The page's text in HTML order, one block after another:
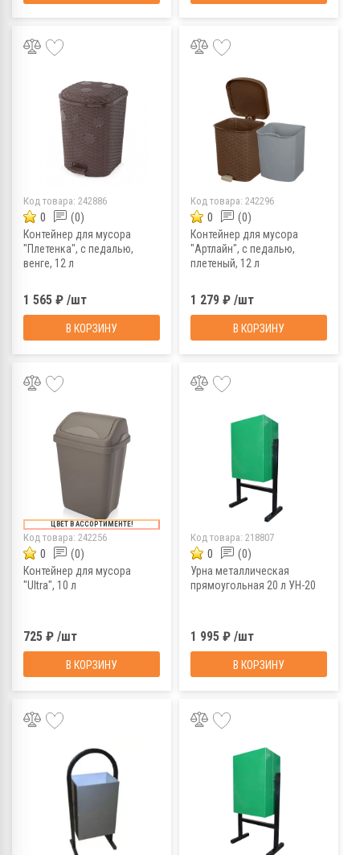
Код товара: 242886
0 (0)
Контейнер для мусора
"Плетенка", с педалью,
венге, 12 л
1 565 ₽ /шт
В КОРЗИНУ
Код товара: 242296
0 (0)
Контейнер для мусора
"Артлайн", с педалью,
плетеный, 12 л
1 279 ₽ /шт
В КОРЗИНУ
ЦВЕТ В АССОРТИМЕНТЕ!
Код товара: 242256
0 (0)
Контейнер для мусора
"Ultra", 10 л
725 ₽ /шт
В КОРЗИНУ
Код товара: 218807
0 (0)
Урна металлическая
прямоугольная 20 л УН-20
1 995 ₽ /шт
В КОРЗИНУ